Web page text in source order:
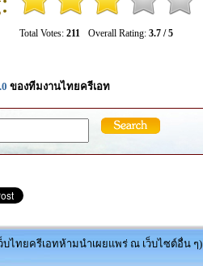
Total Votes: 211 Overall Rating: 3.7 / 5
ของทีมงานไทยครีเอท
บไทยครีเอทห้ามนำเผยแพร่ ณ เว็บไซต์อื่น ๆ)